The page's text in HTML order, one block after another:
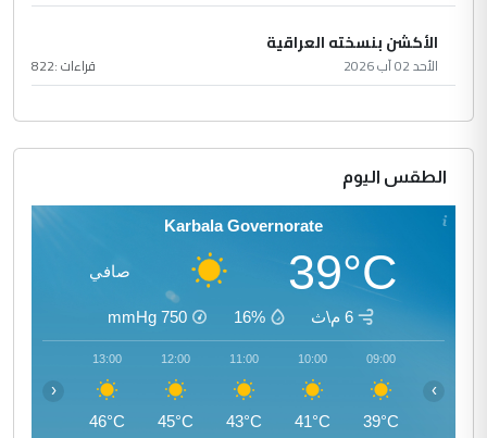
الأكشن بنسخته العراقية
الأحد 02 آب 2026 قراءات :822
الطقس اليوم
Karbala Governorate
39°C صافي
6 م\ث 16%
750
mmHg
09:00
39°C
10:00
41°C
11:00
43°C
12:00
45°C
13:00
46°C
‹ ›